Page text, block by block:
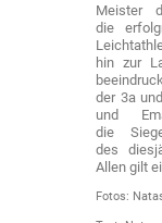
Meister
die
hin zur
der 3a
und
die
des
Allen gilt
Fotos: